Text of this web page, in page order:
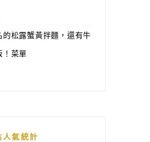
的松露蟹黃拌麵，還有牛
！菜單
人氣統計